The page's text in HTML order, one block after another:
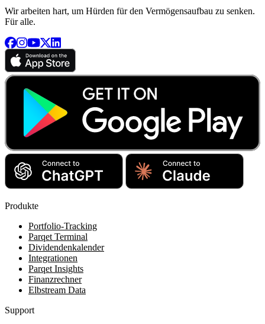
Wir arbeiten hart, um Hürden für den Vermögensaufbau zu senken.
Für alle.
Produkte
Portfolio-Tracking
Parqet Terminal
Dividendenkalender
Integrationen
Parqet Insights
Finanzrechner
Elbstream Data
Support